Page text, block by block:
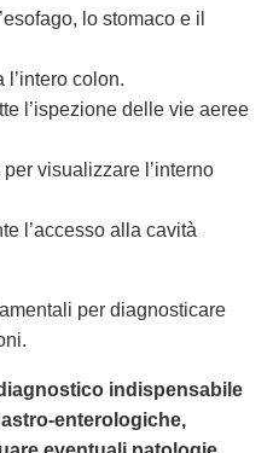
lo stomaco e il
l’intero colon.
l’ispezione delle vie aeree
visualizzare l’interno
l’accesso alla cavità
per diagnosticare
indispensabile
enterologiche,